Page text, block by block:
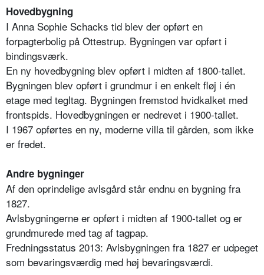
Hovedbygning
I Anna Sophie Schacks tid blev der opført en
forpagterbolig på Ottestrup. Bygningen var opført i
bindingsværk.
En ny hovedbygning blev opført i midten af 1800-tallet.
Bygningen blev opført i grundmur i en enkelt fløj i én
etage med tegltag. Bygningen fremstod hvidkalket med
frontspids. Hovedbygningen er nedrevet i 1900-tallet.
I 1967 opførtes en ny, moderne villa til gården, som ikke
er fredet.
Andre bygninger
Af den oprindelige avlsgård står endnu en bygning fra
1827.
Avlsbygningerne er opført i midten af 1900-tallet og er
grundmurede med tag af tagpap.
Fredningsstatus 2013: Avlsbygningen fra 1827 er udpeget
som bevaringsværdig med høj bevaringsværdi.